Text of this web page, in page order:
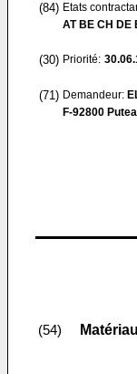
(84) Etats
AT BE CH DE
(30) Priorité:
(71) Demandeur:
F-92800
(54)